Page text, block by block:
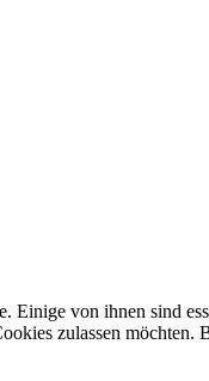
Einige von ihnen sind
zulassen